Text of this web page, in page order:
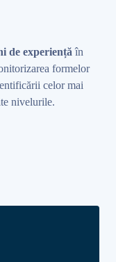
de experiență în
formelor
celor mai
nivelurile.